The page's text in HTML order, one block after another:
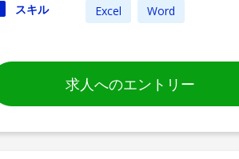
スキル Excel Word
求人へのエントリー